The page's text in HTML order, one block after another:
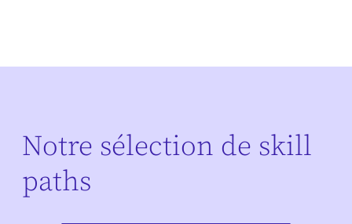
Notre sélection de skill
paths